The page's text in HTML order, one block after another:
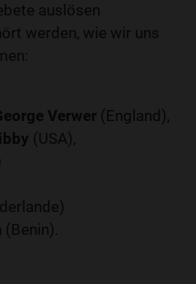
auslösen
werden, wie wir uns
Verwer (England),
(USA),
(Benin).